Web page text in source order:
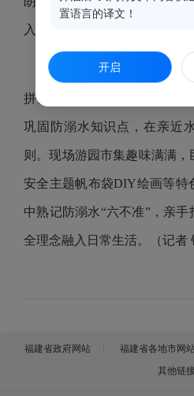
入心。
互动体验环节十分热闹
拼、水上捞物竞赛等互动游戏
巩固防溺水知识点，在亲近
则。现场游园市集趣味满满，
安全主题帆布袋DIY绘画等特
中熟记防溺水“六不准”，亲
全理念融入日常生活。（记者
福建省政府网站 福建省各地市网
其他链
置语言的译文！
开启